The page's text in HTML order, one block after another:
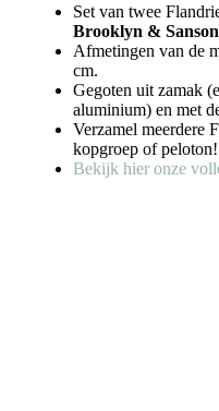
Set van twee
Brooklyn & Sanson
Afmetingen van de
cm.
Gegoten uit zamak
aluminium) en met
Verzamel meerdere
kopgroep of peloton!
Bekijk hier onze